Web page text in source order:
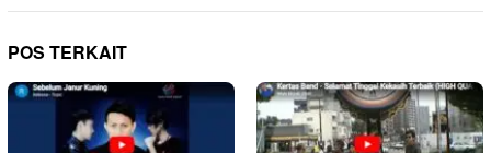
POS TERKAIT